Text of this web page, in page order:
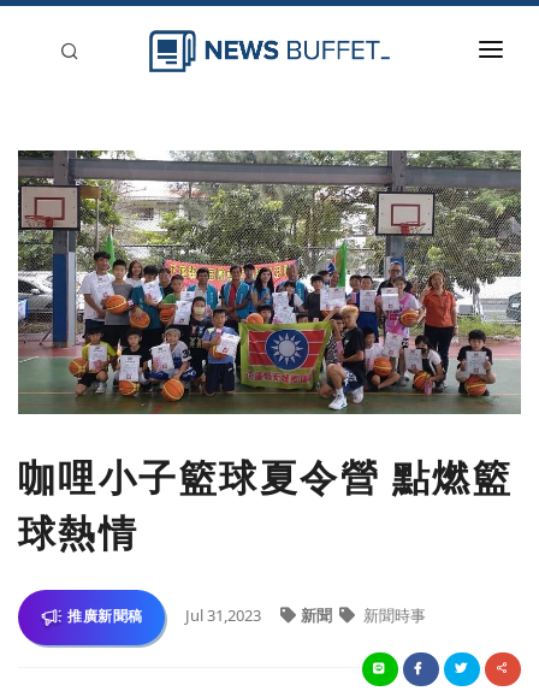
新聞稿分類
登入
刊登
咖哩小子籃球夏令營 點燃籃
球熱情
推廣新聞稿 Jul 31,2023 新聞 新聞時事